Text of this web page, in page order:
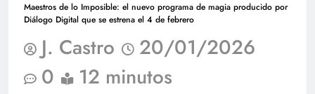
Maestros de lo Imposible: el nuevo programa de magia producido por
Diálogo Digital que se estrena el 4 de febrero
J. Castro
20/01/2026
0
12 minutos